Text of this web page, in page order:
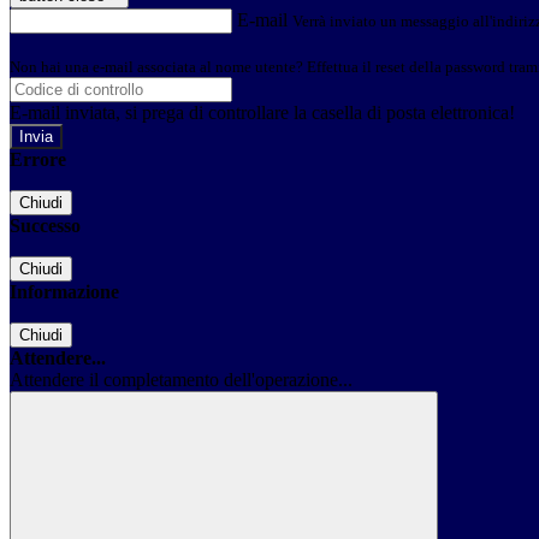
E-mail Verrà inviato un messaggio
Non hai una e-mail associata al nome utente? Effettua il reset della password
E-mail inviata, si prega di controllare la casella di posta elettronica!
Errore
Chiudi
Successo
Chiudi
Informazione
Chiudi
Attendere...
Attendere il completamento dell'operazione...